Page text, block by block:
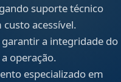
suporte técnico
acessível.
a integridade do
operação.
especializado em